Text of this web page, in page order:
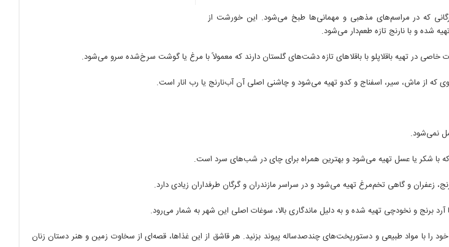
که در مراسم‌های مذهبی و مهمانی‌ها طبخ می‌شود. این خورشت از
شده و با نارنج تازه طعم‌دار می‌شود.
خاصی در تهیه باقلاپلو با باقلاهای تازه دشت‌های گلستان دارند که معمولاً با مرغ یا گوشت سرخ‌شده سرو می‌شود.
که از ماش، سیر، اسفناج و کدو تهیه می‌شود و چاشنی اصلی آن آب‌نارنج یا رب انار است.
نمی‌شود.
با شکر یا عسل تهیه می‌شود و بهترین همراه برای چای در شب‌های سرد است.
زعفران و گاهی تخم‌مرغ تهیه می‌شود و در سراسر مازندران و گرگان طرفداران زیادی دارد.
برنج و نخودچی تهیه شده و به دلیل ماندگاری بالا، سوغات اصلی این شهر به شمار می‌رود.
را با مواد طبیعی و دستورپخت‌های چندصدساله پیوند بزنید. هر قاشق از این غذاها، قصه‌ای از سخاوت زمین و هنر دستان زنان